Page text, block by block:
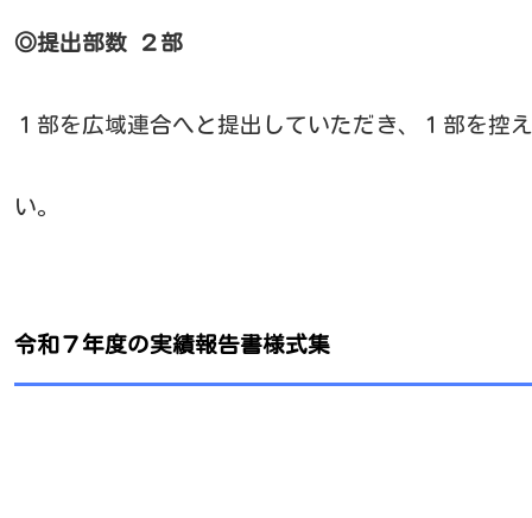
◎提出部数 ２部
１部を広域連合へと提出していただき、１部を控
い。
令和７年度の実績報告書様式集